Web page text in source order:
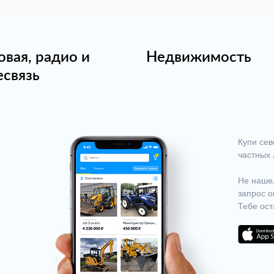
радио и
Недвижимость
Купи
частных
Не
запрос
Тебе